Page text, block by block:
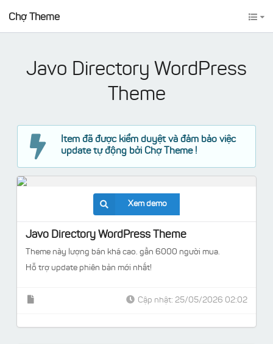
Chợ Theme
Javo Directory WordPress
Theme
Item đã được kiểm duyệt và đảm bảo việc
update tự động bởi Chợ Theme !
Xem demo
Javo Directory WordPress Theme
Theme này lượng bán khá cao. gần 6000 người mua.
Hỗ trợ update phiên bản mới nhất!
Cập nhật: 25/05/2026 02:02